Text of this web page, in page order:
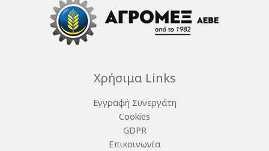
Χρήσιμα Links
Εγγραφή Συνεργάτη
Cookies
GDPR
Επικοινωνία